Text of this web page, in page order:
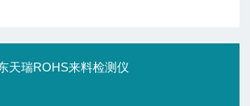
天瑞ROHS来料检测仪